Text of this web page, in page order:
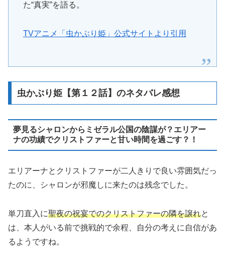
た“真実”を語る。
TVアニメ「虫かぶり姫」公式サイトより引用
虫かぶり姫【第１２話】のネタバレ感想
夢見るシャロンからミゼラル公国の陰謀が？エリアー
ナの功績でクリストファーと甘い時間を過ごす？！
エリアーナとクリストファーが二人きりで良い雰囲気だっ
たのに、シャロンが邪魔しに来たのは残念でした。
単刀直入に聖夜の祝宴でのクリストファーの隣を譲れと
は、本人がいる前で挑戦的で余程、自分の考えに自信があ
るようですね。